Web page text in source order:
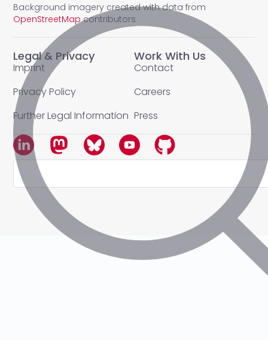
Legal & Privacy
Imprint
Privacy Policy
Further Legal Information
Work With Us
Contact
Careers
Press
Background imagery created with data from
OpenStreetMapcontributors